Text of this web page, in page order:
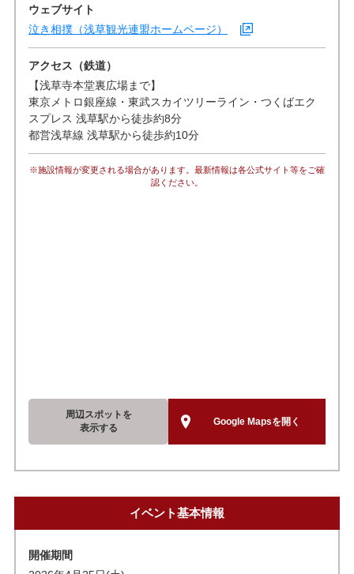
ウェブサイト
泣き相撲（浅草観光連盟ホームページ）
アクセス（鉄道）
【浅草寺本堂裏広場まで】
東京メトロ銀座線・東武スカイツリーライン・つくばエク
スプレス 浅草駅から徒歩約8分
都営浅草線 浅草駅から徒歩約10分
※施設情報が変更される場合があります。最新情報は各公式サイト等をご確
認ください。
周辺スポットを
表示する
Google Mapsを開く
イベント基本情報
開催期間